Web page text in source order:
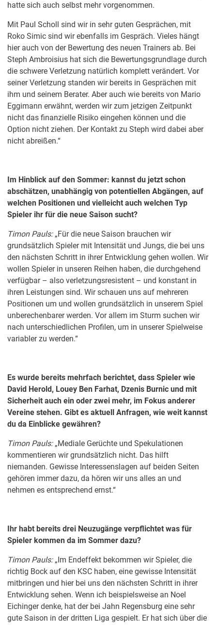
hatte sich auch selbst mehr vorgenommen.
Mit Paul Scholl sind wir in sehr guten Gesprächen, mit
Roko Simic sind wir ebenfalls im Gespräch. Vieles hängt
hier auch von der Bewertung des neuen Trainers ab. Bei
Steph Ambroisius hat sich die Bewertungsgrundlage durch
die schwere Verletzung natürlich komplett verändert. Vor
seiner Verletzung standen wir bereits in Gesprächen mit
ihm und seinem Berater. Aber auch wie bereits von Mario
Eggimann erwähnt, werden wir zum jetzigen Zeitpunkt
nicht das finanzielle Risiko eingehen können und die
Option nicht ziehen. Der Kontakt zu Steph wird dabei aber
nicht abreißen.“
Im Hinblick auf den Sommer: kannst du jetzt schon
abschätzen, unabhängig von potentiellen Abgängen, auf
welchen Positionen und vielleicht auch welchen Typ
Spieler ihr für die neue Saison sucht?
Timon Pauls:„Für die neue Saison brauchen wir
grundsätzlich Spieler mit Intensität und Jungs, die bei uns
den nächsten Schritt in ihrer Entwicklung gehen wollen. Wir
wollen Spieler in unseren Reihen haben, die durchgehend
verfügbar – also verletzungsresistent – und konstant in
ihren Leistungen sind. Wir schauen uns auf mehreren
Positionen um und wollen grundsätzlich in unserem Spiel
unberechenbarer werden. Vor allem im Sturm suchen wir
nach unterschiedlichen Profilen, um in unserer Spielweise
variabler zu werden.“
Es wurde bereits mehrfach berichtet, dass Spieler wie
David Herold, Louey Ben Farhat, Dzenis Burnic und mit
Sicherheit auch ein oder zwei mehr, im Fokus anderer
Vereine stehen. Gibt es aktuell Anfragen, wie weit kannst
du da Einblicke gewähren?
Timon Pauls:„Mediale Gerüchte und Spekulationen
kommentieren wir grundsätzlich nicht. Das hilft
niemanden. Gewisse Interessenslagen auf beiden Seiten
gehören immer dazu, da hören wir uns alles an und
nehmen es entsprechend ernst.“
Ihr habt bereits drei Neuzugänge verpflichtet was für
Spieler kommen da im Sommer dazu?
Timon Pauls:„Im Endeffekt bekommen wir Spieler, die
richtig Bock auf den KSC haben, eine gewisse Intensität
mitbringen und hier bei uns den nächsten Schritt in ihrer
Entwicklung sehen. Wenn ich beispielsweise an Noel
Eichinger denke, hat der bei Jahn Regensburg eine sehr
gute Saison in der dritten Liga gespielt. Er hat sich über die